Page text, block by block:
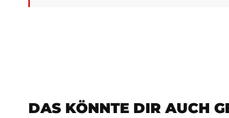
Es ist notwendig, dass Sie den Inhalt
DAS KÖNNTE DIR AUCH